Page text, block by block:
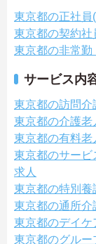
東京都の正社員
東京都の契約社
東京都の非常勤
サービス内
東京都の訪問介
東京都の介護老
東京都の有料老
東京都のサー
求人
東京都の特別養
東京都の通所介
東京都のデイケ
東京都のグルー